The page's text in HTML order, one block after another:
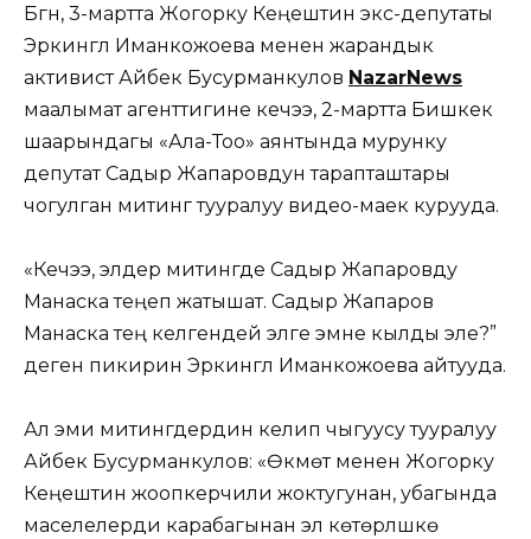
Бүгүн, 3-мартта Жогорку Кеңештин экс-депутаты
Эркингүл Иманкожоева менен жарандык
активист Айбек Бусурманкулов NazarNews
маалымат агенттигине кечээ, 2-мартта Бишкек
шаарындагы «Ала-Тоо» аянтында мурунку
депутат Садыр Жапаровдун тарапташтары
чогулган митинг тууралуу видео-маек курууда.
«Кечээ, элдер митингде Садыр Жапаровду
Манаска теңеп жатышат. Садыр Жапаров
Манаска тең келгендей элге эмне кылды эле?”
деген пикирин Эркингүл Иманкожоева айтууда.
Ал эми митингдердин келип чыгуусу тууралуу
Айбек Бусурманкулов: «Өкмөт менен Жогорку
Кеңештин жоопкерчили жоктугунан, убагында
маселелерди карабагынан эл көтөрүлүшкө